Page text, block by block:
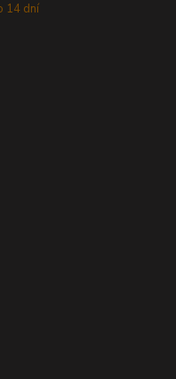
14 dní